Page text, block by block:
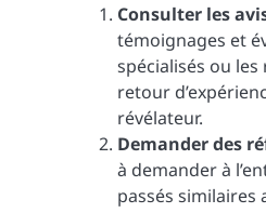
Consulter les
témoignages et
spécialisés ou les
retour
révélateur.
Demander des
à demander à
passés similaires